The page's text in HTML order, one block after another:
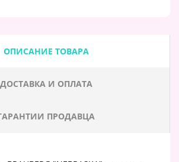
ОПИСАНИЕ ТОВАРА
ДОСТАВКА И ОПЛАТА
ПРОДАВЦА